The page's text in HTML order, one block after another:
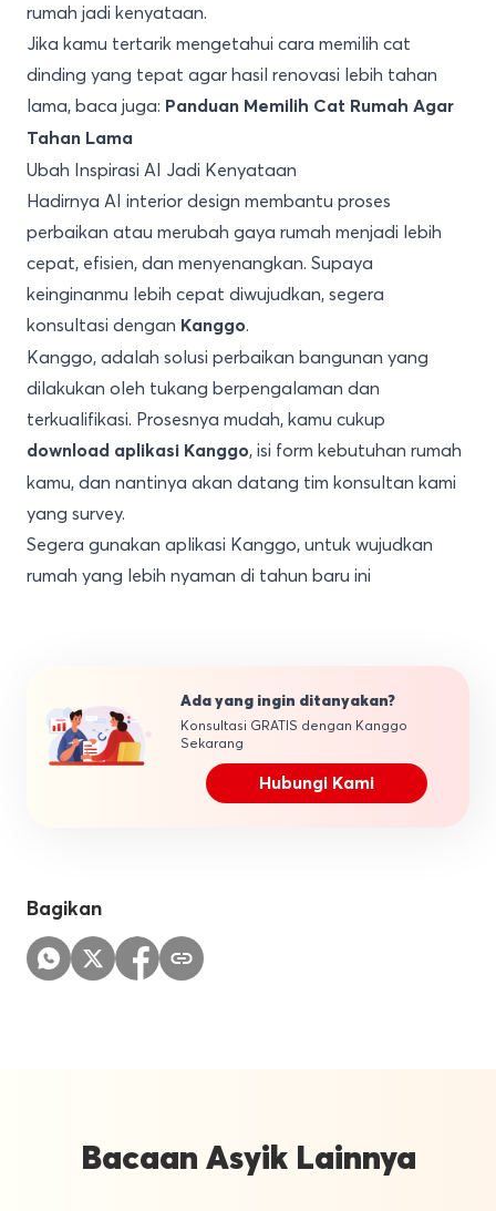
rumah jadi kenyataan.
Jika kamu tertarik mengetahui cara memilih cat
dinding yang tepat agar hasil renovasi lebih tahan
lama, baca juga: Panduan Memilih Cat Rumah Agar
Tahan Lama
Ubah Inspirasi AI Jadi Kenyataan
Hadirnya AI interior design membantu proses
perbaikan atau merubah gaya rumah menjadi lebih
cepat, efisien, dan menyenangkan. Supaya
keinginanmu lebih cepat diwujudkan, segera
konsultasi dengan Kanggo.
Kanggo, adalah solusi perbaikan bangunan yang
dilakukan oleh tukang berpengalaman dan
terkualifikasi. Prosesnya mudah, kamu cukup
download aplikasi Kanggo, isi form kebutuhan rumah
kamu, dan nantinya akan datang tim konsultan kami
yang survey.
Segera gunakan aplikasi Kanggo, untuk wujudkan
rumah yang lebih nyaman di tahun baru ini
Ada yang ingin ditanyakan?
Konsultasi GRATIS dengan Kanggo
Sekarang
Hubungi Kami
Bagikan
Bacaan Asyik Lainnya